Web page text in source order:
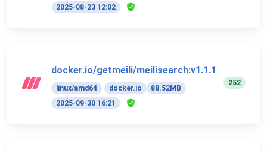
2025-08-23 12:02
docker.io/getmeili/meilisearch:v1.1.1
linux/amd64 docker.io
88.52MB
2025-09-30 16:21
252